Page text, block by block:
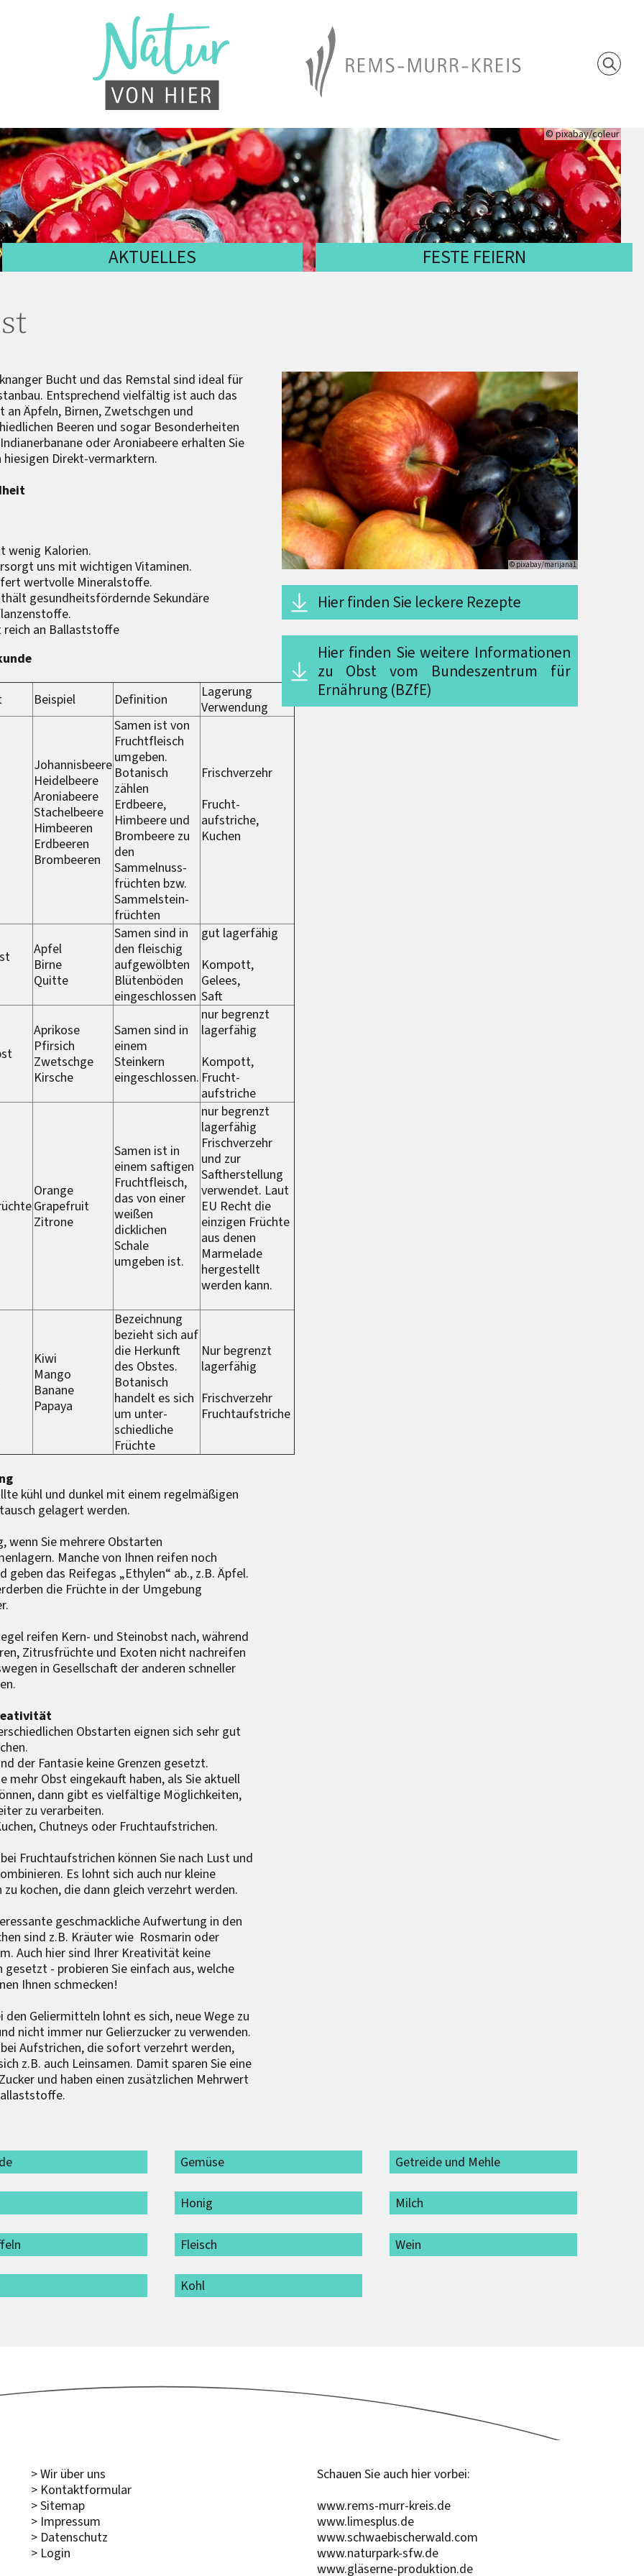
© pixabay/coleur
AKTUELLES FESTE FEIERN
Bucht und das Remstal sind ideal für
Entsprechend vielfältig ist auch das
an Äpfeln, Birnen, Zwetschgen und
Beeren und sogar Besonderheiten
oder Aroniabeere erhalten Sie
hiesigen Direkt-vermarktern.
wenig Kalorien.
uns mit wichtigen Vitaminen.
wertvolle Mineralstoffe.
gesundheitsfördernde Sekundäre
reich an Ballaststoffe
Beispiel Definition
Lagerung
Verwendung
Johannisbeere
Heidelbeere
Aroniabeere
Stachelbeere
Himbeeren
Erdbeeren
Brombeeren
Samen ist von
Fruchtfleisch
umgeben.
Botanisch
zählen
Erdbeere,
Himbeere und
Brombeere zu
den
Sammelnuss-
früchten bzw.
Sammelstein-
früchten
Frischverzehr
Frucht-
aufstriche,
Kuchen
Apfel
Birne
Quitte
Samen sind in
den fleischig
aufgewölbten
Blütenböden
eingeschlossen
gut lagerfähig
Kompott,
Gelees,
Saft
Aprikose
Pfirsich
Zwetschge
Kirsche
Samen sind in
einem
Steinkern
eingeschlossen.
nur begrenzt
lagerfähig
Kompott,
Frucht-
aufstriche
Orange
Grapefruit
Zitrone
Samen ist in
einem saftigen
Fruchtfleisch,
das von einer
weißen
dicklichen
Schale
umgeben ist.
nur begrenzt
lagerfähig
Frischverzehr
und zur
Saftherstellung
verwendet. Laut
EU Recht die
einzigen Früchte
aus denen
Marmelade
hergestellt
werden kann.
Kiwi
Mango
Banane
Papaya
Bezeichnung
bezieht sich auf
die Herkunft
des Obstes.
Botanisch
handelt es sich
um unter-
schiedliche
Früchte
Nur begrenzt
lagerfähig
Frischverzehr
Fruchtaufstriche
kühl und dunkel mit einem regelmäßigen
gelagert werden.
wenn Sie mehrere Obstarten
Manche von Ihnen reifen noch
geben das Reifegas „Ethylen“ ab., z.B. Äpfel.
die Früchte in der Umgebung
reifen Kern- und Steinobst nach, während
Zitrusfrüchte und Exoten nicht nachreifen
in Gesellschaft der anderen schneller
Obstarten eignen sich sehr gut
der Fantasie keine Grenzen gesetzt.
mehr Obst eingekauft haben, als Sie aktuell
dann gibt es vielfältige Möglichkeiten,
zu verarbeiten.
Chutneys oder Fruchtaufstrichen.
Fruchtaufstrichen können Sie nach Lust und
Es lohnt sich auch nur kleine
zu kochen, die dann gleich verzehrt werden.
geschmackliche Aufwertung in den
sind z.B. Kräuter wie Rosmarin oder
Auch hier sind Ihrer Kreativität keine
gesetzt - probieren Sie einfach aus, welche
Ihnen schmecken!
den Geliermitteln lohnt es sich, neue Wege zu
nicht immer nur Gelierzucker zu verwenden.
Aufstrichen, die sofort verzehrt werden,
z.B. auch Leinsamen. Damit sparen Sie eine
und haben einen zusätzlichen Mehrwert
© pixabay/marijana1
Hier finden Sie leckere Rezepte
Hier finden Sie weitere Informationen
zu Obst vom Bundeszentrum für
Ernährung (BZfE)
Gemüse Getreide und Mehle
Honig Milch
Fleisch Wein
Kohl
> Wir über uns
> Kontaktformular
> Sitemap
> Impressum
> Datenschutz
> Login
Schauen Sie auch hier vorbei:
www.rems-murr-kreis.de
www.limesplus.de
www.schwaebischerwald.com
www.naturpark-sfw.de
www.gläserne-produktion.de